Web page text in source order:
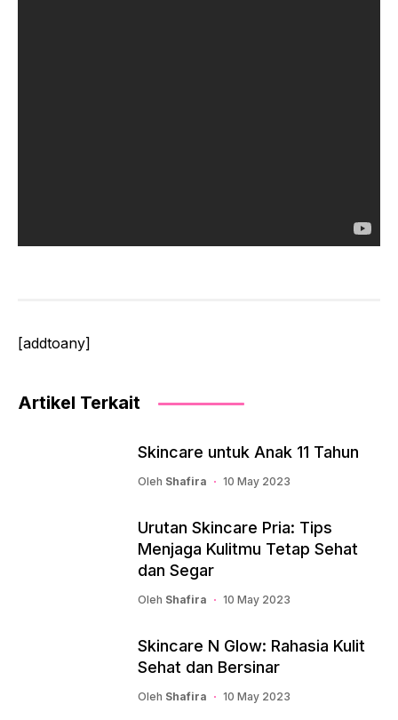
[addtoany]
Artikel Terkait
Skincare untuk Anak 11 Tahun
Oleh Shafira 10 May 2023
Urutan Skincare Pria: Tips
Menjaga Kulitmu Tetap Sehat
dan Segar
Oleh Shafira 10 May 2023
Skincare N Glow: Rahasia Kulit
Sehat dan Bersinar
Oleh Shafira 10 May 2023